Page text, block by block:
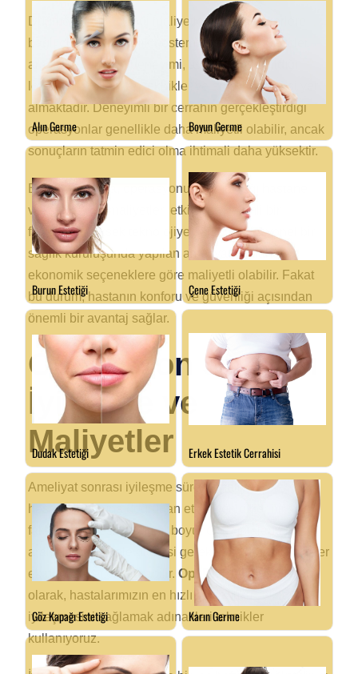
Düğme burun estetiği maliyetleri, çeşitli faktörlere
bağlı olarak değişiklik göstermektedir. Bu faktörler
arasında cerrahın deneyimi, ameliyatın yapıldığı
lokasyon, kullanılan teknikler ve ameliyat süresi yer
almaktadır. Deneyimli bir cerrahın gerçekleştirdiği
operasyonlar genellikle daha maliyetli olabilir, ancak
sonuçların tatmin edici olma ihtimali daha yüksektir.
Bunun yanı sıra, operasyonun yapılacağı hastane
veya klinik de maliyetleri etkileyen önemli bir
faktördür. Yüksek teknolojiye sahip, profesyonel bir
sağlık kuruluşunda yapılan ameliyatlar, daha
ekonomik seçeneklere göre maliyetli olabilir. Fakat
bu durum, hastanın konforu ve güvenliği açısından
önemli bir avantaj sağlar.
Operasyon Sonrası
İyileşme ve
Maliyetler
Ameliyat sonrası iyileşme süreci, maliyet
hesaplamalarına doğrudan etki eden diğer bir
faktördür. İyileşme süresi boyunca, hastaların belirli
aralıklarla kontrole gitmesi gerekebilir ve bu ziyaretler
ek bir maliyet oluşturabilir. Op. Dr. Fatih Dağdelen
olarak, hastalarımızın en hızlı ve sağlıklı şekilde
iyileşmesini sağlamak adına ileri teknikler
kullanıyoruz.